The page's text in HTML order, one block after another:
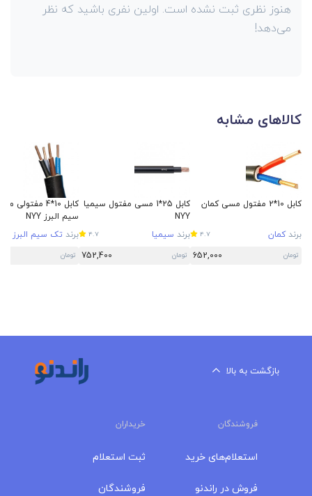
هنوز نظری ثبت نشده است. اولین نفری باشید که نظر
می‌دهد!
کالاهای مشابه
کابل 10*2 مفتول مسی کمان
برندکمان 4.7
تومان 652,000
کابل 25*1 مسی مفتول سیمیا
NYY
برند سیمیا 4.7
تومان 752,400
کابل 10*4
سیم البرز NYY
برند تک سیم البرز
تومان
بازگشت به بالا
فروشندگان خریداران
استعلام‌های خرید
فروش در راندنو
ثبت استعلام
فروشندگان